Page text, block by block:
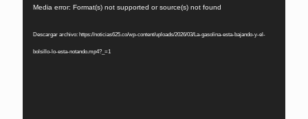
Reproductor
Media error: Format(s) not supported or source(s) not found
Descargar archivo: https://noticias625.co/wp-content/uploads/2026/03/La-gasolina-esta-bajando-y-el-
bolsillo-lo-esta-notando.mp4?_=1